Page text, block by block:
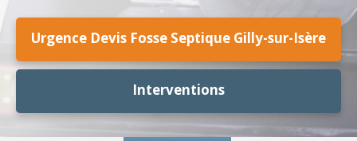
Urgence Devis Fosse Septique Gilly-sur-Isère
Interventions